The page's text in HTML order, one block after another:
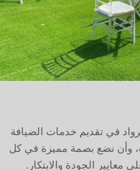
في تقديم خدمات الضيافة
وأن نضع بصمة مميزة في كل
معايير الجودة والابتكار.